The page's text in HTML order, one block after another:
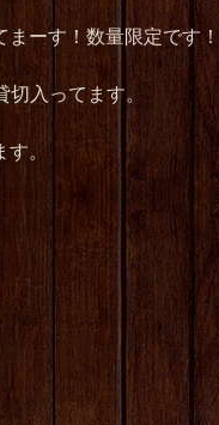
ーす！数量限定です！
入ってます。
。